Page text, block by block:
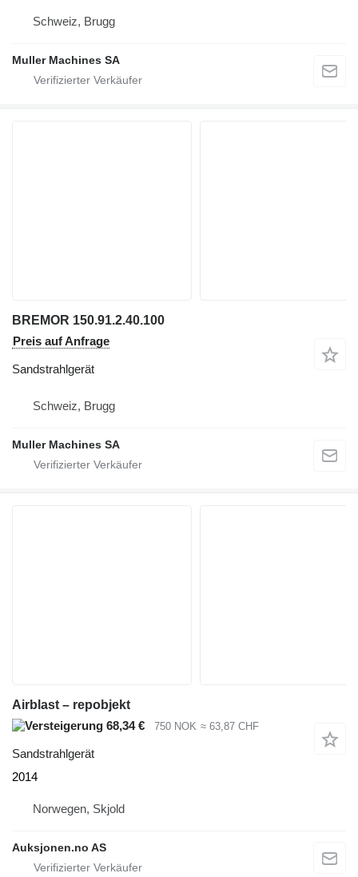
Schweiz, Brugg
Muller Machines SA
BREMOR 150.91.2.40.100
Preis auf Anfrage
Sandstrahlgerät
Schweiz, Brugg
Muller Machines SA
Airblast – repobjekt
68,34 €
750 NOK ≈ 63,87 CHF
Sandstrahlgerät
2014
Norwegen, Skjold
Auksjonen.no AS